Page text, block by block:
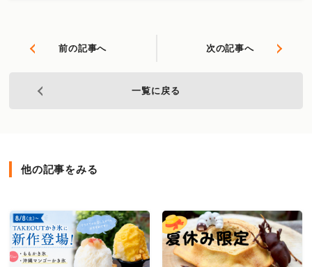
前の記事へ 次の記事へ
一覧に戻る
他の記事をみる